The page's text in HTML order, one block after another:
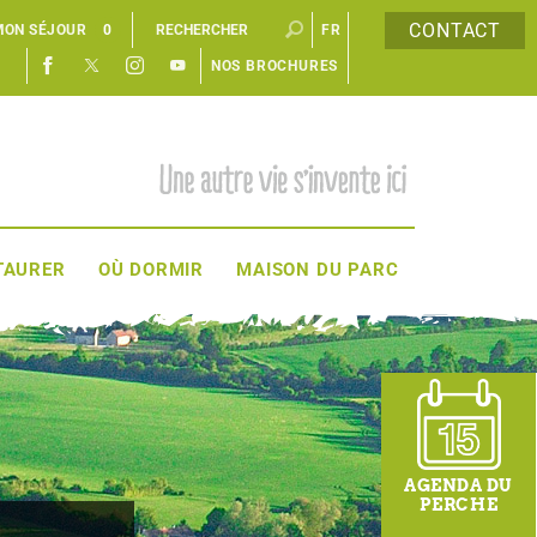
CONTACT
EN
FR
SÉJOUR 0
NOS BROCHURES
OÙ DORMIR MAISON DU PARC
AGENDA DU
PERCHE